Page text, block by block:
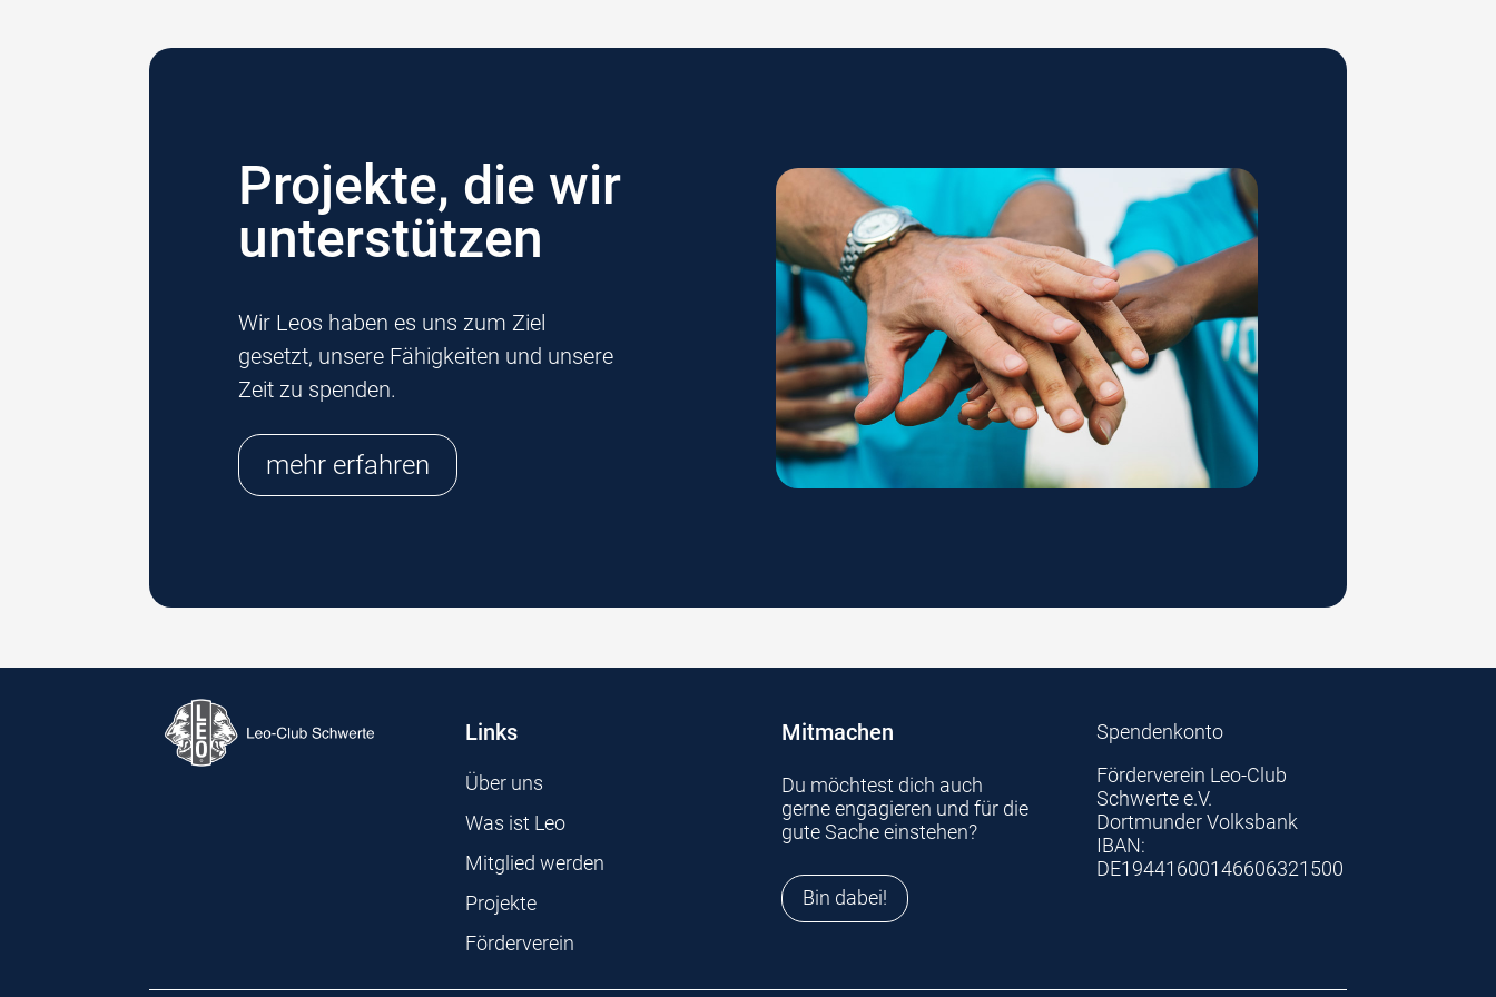
Projekte, die wir
unterstützen
Wir Leos haben es uns zum Ziel
gesetzt, unsere Fähigkeiten und unsere
Zeit zu spenden.
mehr erfahren
Links
Über uns
Was ist Leo
Mitglied werden
Projekte
Förderverein
Mitmachen
Du möchtest dich auch
gerne engagieren und für die
gute Sache einstehen?
Bin dabei!
Spendenkonto
Förderverein Leo-Club
Schwerte e.V.
Dortmunder Volksbank
IBAN:
DE19441600146606321500